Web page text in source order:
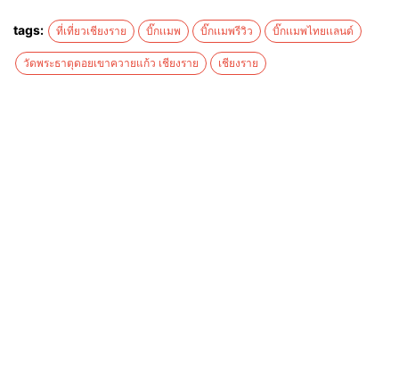
tags: ที่เที่ยวเชียงราย บิ๊กเเมพ บิ๊กเเมพรีวิว บิ๊กเเมพไทยเเลนด์
วัดพระธาตุดอยเขาควายแก้ว เชียงราย เชียงราย